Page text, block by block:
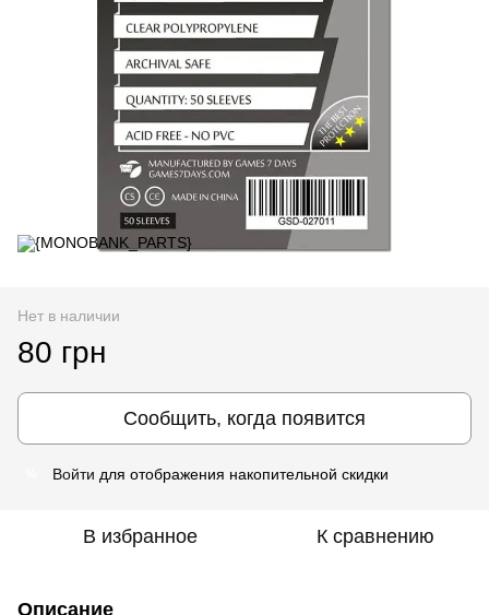
Нет в наличии
80 грн
Сообщить, когда появится
Войти для отображения накопительной скидки
В избранное К сравнению
Описание